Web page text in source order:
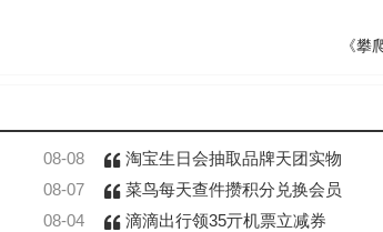
《攀
08-08
淘宝生日会抽取品牌天团实物
08-07
菜鸟每天查件攒积分兑换会员
08-04
滴滴出行领35亓机票立减券